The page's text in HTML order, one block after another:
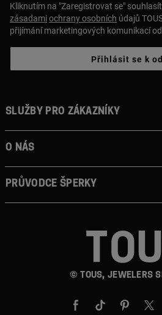
Kliknutím na "Zaregistrovat se"
zásadamiochrany osobních údajů
přijímání marketingových komunikací od
Přihlásit se k
© TOUS, JEWELERS
Služby pro zákazníky
O nás
Průvodce šperky